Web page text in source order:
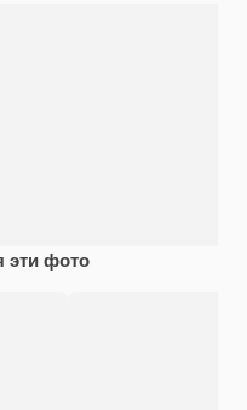
эти фото